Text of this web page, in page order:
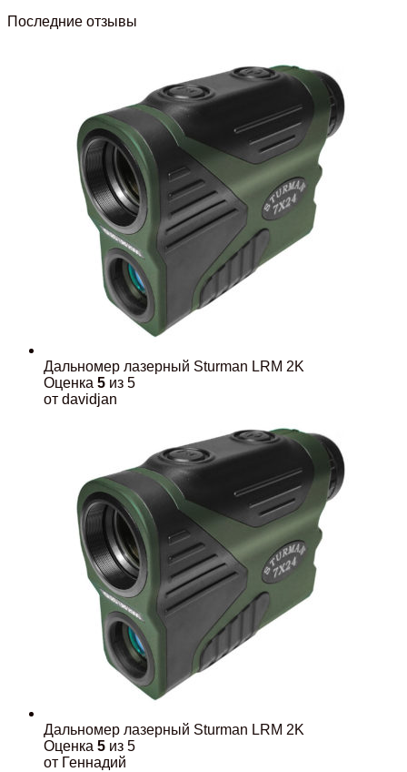
Последние отзывы
Дальномер лазерный Sturman LRM 2K
Оценка 5 из 5
от davidjan
Дальномер лазерный Sturman LRM 2K
Оценка 5 из 5
от Геннадий